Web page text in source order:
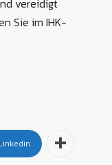
Sie im IHK-
Linkedin